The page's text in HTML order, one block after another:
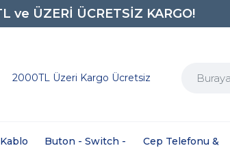
0850 242 0734
2000TL Üzeri Kargo Ücretsiz
Kablo
Buton - Switch -
Cep Telefonu &